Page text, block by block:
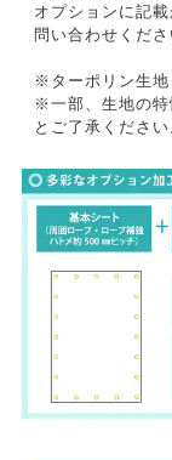
オプションに記
問い合わせくださ
※ターポリン生地
※一部、生地の特
とご了承ください